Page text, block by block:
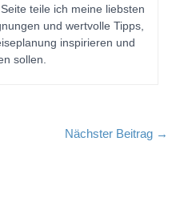
teile ich meine liebsten
und wertvolle Tipps,
inspirieren und
sollen.
Nächster Beitrag →